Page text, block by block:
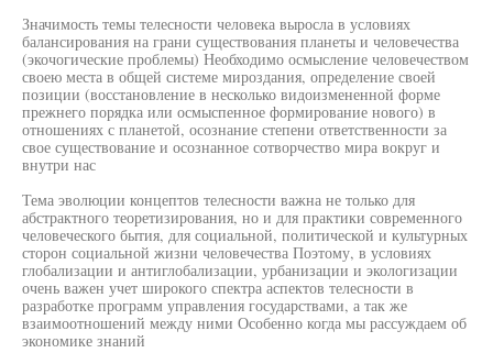
Значимость темы телесности человека выросла в условиях
балансирования на грани существования планеты и человечества
(экочогические проблемы) Необходимо осмысление человечеством
своею места в общей системе мироздания, определение своей
позиции (восстановление в несколько видоизмененной форме
прежнего порядка или осмыспенное формирование нового) в
отношениях с планетой, осознание степени ответственности за
свое существование и осознанное сотворчество мира вокруг и
внутри нас
Тема эволюции концептов телесности важна не только для
абстрактного теоретизирования, но и для практики современного
человеческого бытия, для социальной, политической и культурных
сторон социальной жизни человечества Поэтому, в условиях
глобализации и антиглобализации, урбанизации и экологизации
очень важен учет широкого спектра аспектов телесности в
разработке программ управления государствами, а так же
взаимоотношений между ними Особенно когда мы рассуждаем об
экономике знаний